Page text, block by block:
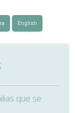
English
que se